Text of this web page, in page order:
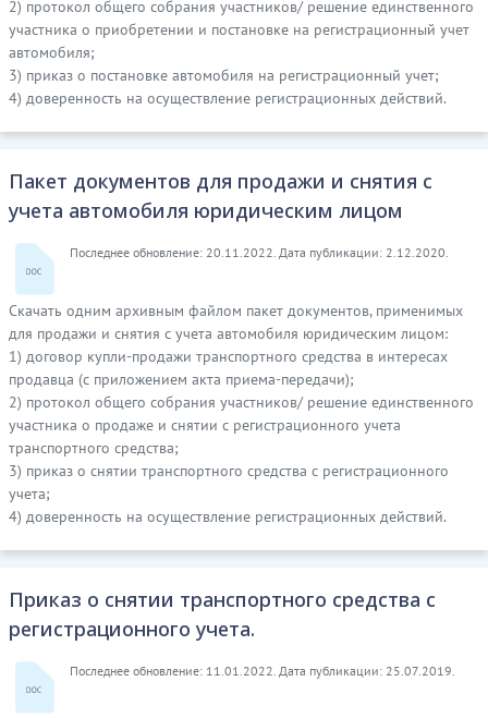
2) протокол общего собрания участников/ решение единственного
участника о приобретении и постановке на регистрационный учет
автомобиля;
3) приказ о постановке автомобиля на регистрационный учет;
4) доверенность на осуществление регистрационных действий.
Пакет документов для продажи и снятия с
учета автомобиля юридическим лицом
Последнее обновление: 20.11.2022. Дата публикации: 2.12.2020.
Скачать одним архивным файлом пакет документов, применимых
для продажи и снятия с учета автомобиля юридическим лицом:
1) договор купли-продажи транспортного средства в интересах
продавца (с приложением акта приема-передачи);
2) протокол общего собрания участников/ решение единственного
участника о продаже и снятии с регистрационного учета
транспортного средства;
3) приказ о снятии транспортного средства с регистрационного
учета;
4) доверенность на осуществление регистрационных действий.
Приказ о снятии транспортного средства с
регистрационного учета.
Последнее обновление: 11.01.2022. Дата публикации: 25.07.2019.